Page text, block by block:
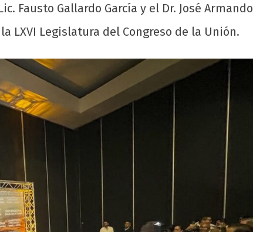
Fausto Gallardo García y el Dr. José Armando
LXVI Legislatura del Congreso de la Unión.